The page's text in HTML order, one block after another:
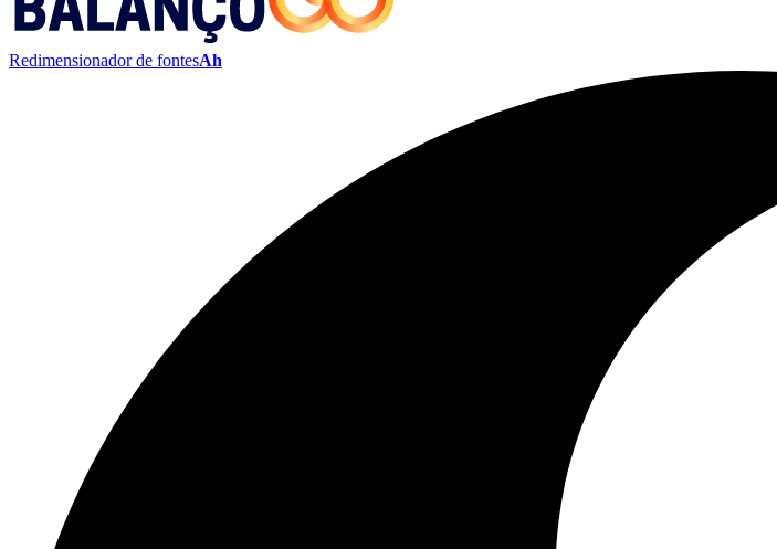
Redimensionador de fontesAh